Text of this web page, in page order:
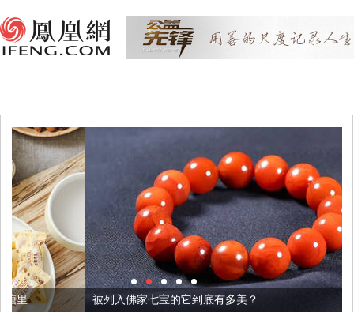
被列入佛家七宝的它到底有多美？